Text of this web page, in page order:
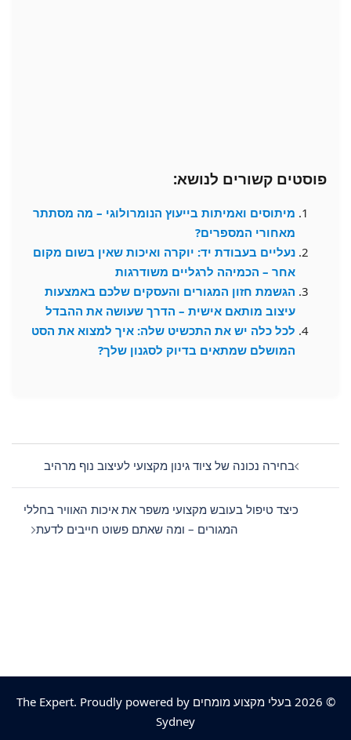
פוסטים קשורים לנושא:
מיתוסים ואמיתות בייעוץ הנומרולוגי – מה מסתתר
מאחורי המספרים?
נעליים בעבודת יד: יוקרה ואיכות שאין בשום מקום
אחר – הכמיהה לרגליים משודרגות
הגשמת חזון המגורים והעסקים שלכם באמצעות
עיצוב מותאם אישית – הדרך שעושה את ההבדל
לכל כלה יש את התכשיט שלה: איך למצוא את הסט
המושלם שמתאים בדיוק לסגנון שלך?
navigationבחירה נכונה של ציוד גינון מקצועי לעיצוב נוף מרהיב
כיצד טיפול בעובש מקצועי משפר את איכות האוויר בחללי
המגורים – ומה שאתם פשוט חייבים לדעת
© 2026 בעלי מקצוע מומחים The Expert. Proudly powered by
Sydney